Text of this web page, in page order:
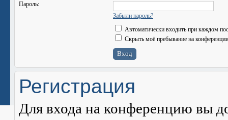
Пароль:
Забыли пароль?
Автоматически входить при каждом
Скрыть моё пребывание на
Регистрация
Для входа на конференцию вы